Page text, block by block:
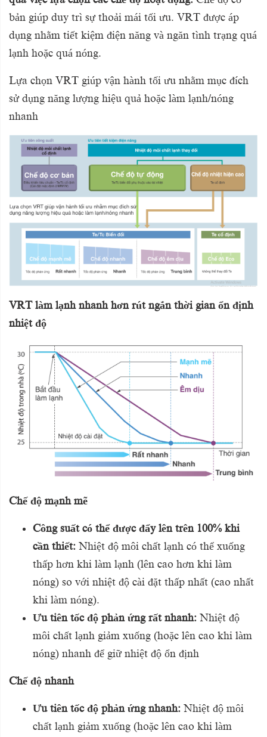
bản giúp duy trì sự thoải mái tối ưu. VRT được áp
dụng nhằm tiết kiệm điện năng và ngăn tình trạng quá
lạnh hoặc quá nóng.
Lựa chọn VRT giúp vận hành tối ưu nhằm mục đích
sử dụng năng lượng hiệu quả hoặc làm lạnh/nóng
nhanh
VRT làm lạnh nhanh hơn rút ngắn thời gian ổn định
nhiệt độ
Chế độ mạnh mẽ
Công suất có thể được đẩy lên trên 100% khi
cần thiết: Nhiệt độ môi chất lạnh có thể xuống
thấp hơn khi làm lạnh (lên cao hơn khi làm
nóng) so với nhiệt độ cài đặt thấp nhất (cao nhất
khi làm nóng).
Ưu tiên tốc độ phản ứng rất nhanh: Nhiệt độ
môi chất lạnh giảm xuống (hoặc lên cao khi làm
nóng) nhanh để giữ nhiệt độ ổn định
Chế độ nhanh
Ưu tiên tốc độ phản ứng nhanh: Nhiệt độ môi
chất lạnh giảm xuống (hoặc lên cao khi làm